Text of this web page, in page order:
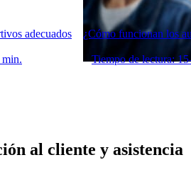
adecuados
min.
¿Cómo funcionan los
Tiempo de lectura:
al cliente y asistencia